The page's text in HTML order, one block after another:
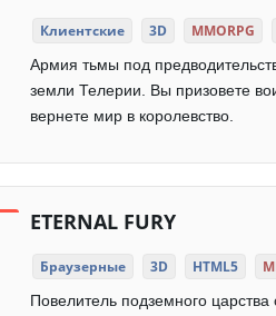
Клиентские 3D MMORPG
Армия тьмы под
земли Телерии. Вы призовете
вернете мир в королевство.
ETERNAL FURY
Браузерные 3D HTML5
Повелитель подземного